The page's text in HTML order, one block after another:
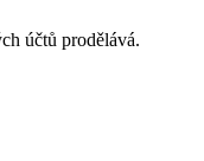
účtů prodělává.